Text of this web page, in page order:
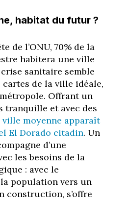
habitat du futur ?
de l’ONU, 70% de la
habitera une ville
sanitaire semble
de la ville idéale,
Offrant un
tranquille et avec des
ville moyenne apparaît
El Dorado citadin. Un
d’une
les besoins de la
: avec le
population vers un
construction, s’offre